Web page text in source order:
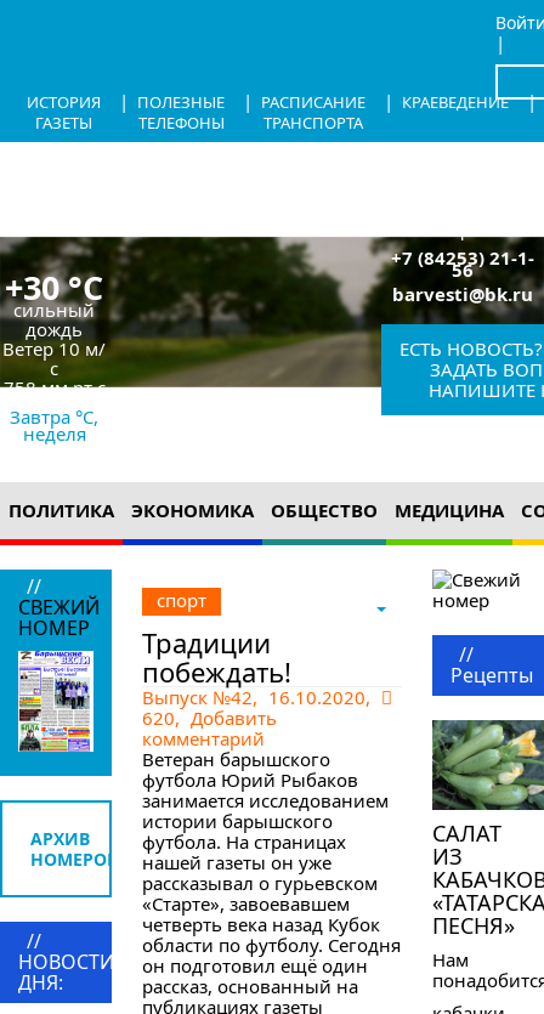
|
x
ИСТОРИЯ
ГАЗЕТЫ
|
ПОЛЕЗНЫЕ
ТЕЛЕФОНЫ
|
РАСПИСАНИЕ
ТРАНСПОРТА
| КРАЕВЕДЕНИЕ |
+30 °C
сильный
дождь
Ветер 10 м/
с
758 мм рт с
Завтра °C,
неделя
1
+7 (84253) 21-1-
56
barvesti@bk.ru
ЕСТЬ
ЗАДАТЬ
НАПИШИТЕ
ПОЛИТИКА ЭКОНОМИКА ОБЩЕСТВО МЕДИЦИНА
//
СВЕЖИЙ
НОМЕР
АРХИВ
НОМЕРОВ
//
НОВОСТИ
ДНЯ:
спорт
Традиции
побеждать!
Выпуск №42, 16.10.2020,
620, Добавить
комментарий
Ветеран барышского
футбола Юрий Рыбаков
занимается исследованием
истории барышского
футбола. На страницах
нашей газеты он уже
рассказывал о гурьевском
«Старте», завоевавшем
четверть века назад Кубок
области по футболу. Сегодня
он подготовил ещё один
рассказ, основанный на
публикациях газеты
//
Рецепты
САЛАТ
ИЗ
ПЕСНЯ»
Нам